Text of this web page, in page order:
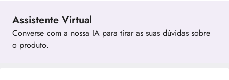
Assistente Virtual
Converse com a nossa IA para tirar as suas dúvidas sobre
o produto.